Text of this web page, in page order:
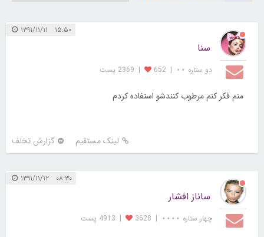
۱۵:۵۰ ۱۳۹۱/۱۱/۱۱
سنا
دو ستاره ⋆⋆ |
652
| 2369 پست
منم فکر کنم مرطوب کنندشو استفاده کردم
لینک مستقیم گزارش تخلف
۰۸:۳۰ ۱۳۹۱/۱۱/۱۲
ساناز افشار
چهار ستاره ⋆⋆⋆⋆ |
3628
| 4913 پست